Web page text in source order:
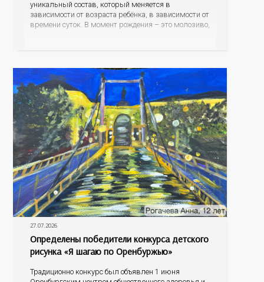
уникальный состав, который меняется в
зависимости от возраста ребёнка, в зависимости от
времени суток. В момент рождения – это молозиво,
27.07.2026
Определены победители конкурса детского
рисунка «Я шагаю по Оренбуржью»
Традиционно конкурс был объявлен 1 июня